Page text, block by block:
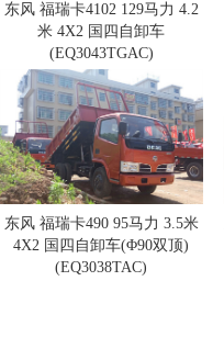
东风 福瑞卡4102 129马力 4.2
米 4X2 国四自卸车
(EQ3043TGAC)
东风 福瑞卡490 95马力 3.5米
4X2 国四自卸车(Φ90双顶)
(EQ3038TAC)